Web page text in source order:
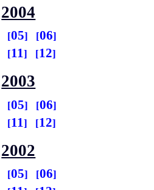
2004
05
06
11 12
2003
05
06
11 12
2002
05
06